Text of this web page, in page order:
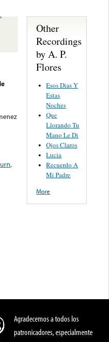
,
Other
Recordings
by A. P.
Flores
Esos Dias Y
Estas
Noches
Que
Llorando Tu
Mano Le Di
Ojos Claros
Lucia
Recuerdo A
Mi Padre
More
Agradecemos a todos los
patronicadores, especialmente